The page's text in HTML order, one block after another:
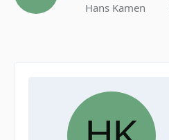
Hans Kamen